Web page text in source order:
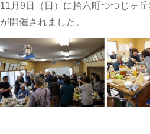
11月9日（日）に拾六町つつじヶ
が開催されました。